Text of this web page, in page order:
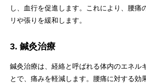
し、血行を促進します。これにより、腰痛
リや張りを緩和します。
3. 鍼灸治療
鍼灸治療は、経絡と呼ばれる体内のエネル
とで、痛みを軽減します。腰痛に対する効